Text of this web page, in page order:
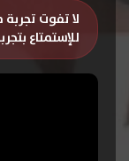
لا تفوت تجربة
للإستمتاع